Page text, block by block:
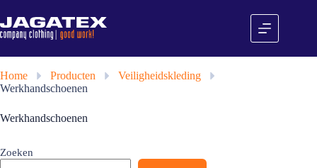
naar
de
inhoud
Home » Producten » Veiligheidskleding
»
Werkhandschoenen
Werkhandschoenen
Zoeken